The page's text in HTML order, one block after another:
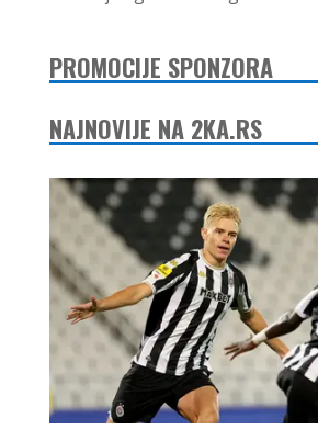
PROMOCIJE SPONZORA
NAJNOVIJE NA 2KA.RS